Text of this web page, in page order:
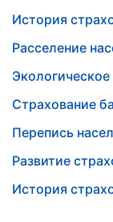
История
Расселение
Страхование
Перепись
Развитие
История